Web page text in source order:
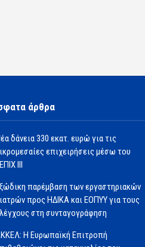
άρθρα
δάνεια 330 εκατ. ευρώ για τις
επιχειρήσεις μέσω του
ΙΙΙ
παρέμβαση των εργαστηριακών
προς ΗΔΙΚΑ και ΕΟΠΥΥ για τους
στη συνταγογράφηση
Η Ευρωπαϊκή Επιτροπή